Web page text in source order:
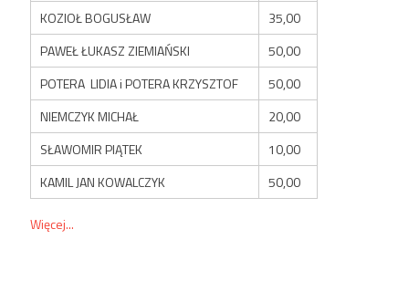
KOZIOŁ BOGUSŁAW
35,00
PAWEŁ ŁUKASZ ZIEMIAŃSKI
50,00
POTERA LIDIA i POTERA KRZYSZTOF
50,00
NIEMCZYK MICHAŁ
20,00
SŁAWOMIR PIĄTEK
10,00
KAMIL JAN KOWALCZYK
50,00
Więcej...